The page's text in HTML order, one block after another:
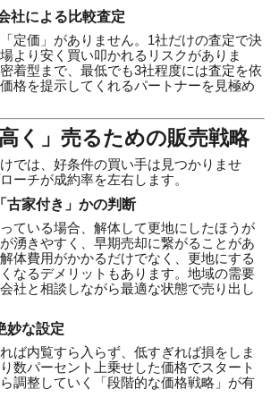
社による比較査定
定価」がありません。1社だけの査定で決
より安く買い叩かれるリスクがありま
着型まで、最低でも3社程度には査定を依
格を提示してくれるパートナーを見極め
く」売るための販売戦略
では、好条件の買い手は見つかりませ
ーチが成約率を左右します。
古家付き」かの判断
ている場合、解体して更地にしたほうが
湧きやすく、早期売却に繋がることがあ
体費用がかかるだけでなく、更地にする
なるデメリットもあります。地域の需要
社と相談しながら最適な状態で売り出し
妙な設定
ば内覧すら入らず、低すぎれば損をしま
数パーセント上乗せした価格でスタート
調整していく「段階的な価格戦略」が有